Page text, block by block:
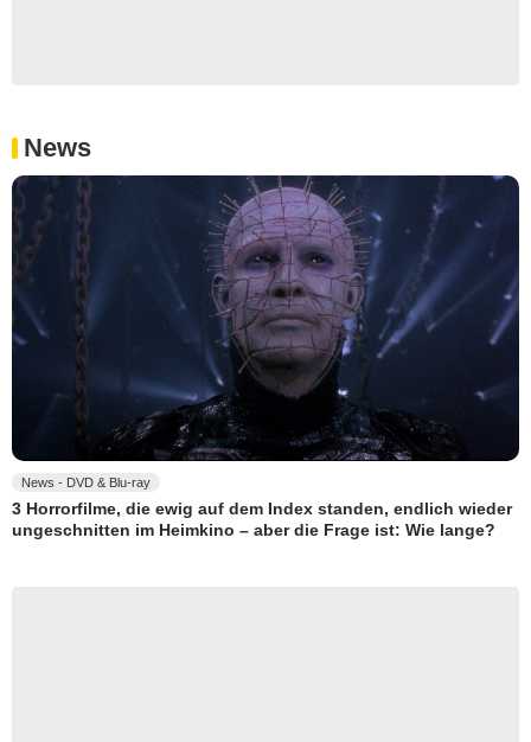
News
News - DVD & Blu-ray
3 Horrorfilme, die ewig auf dem Index standen, endlich wieder
ungeschnitten im Heimkino – aber die Frage ist: Wie lange?